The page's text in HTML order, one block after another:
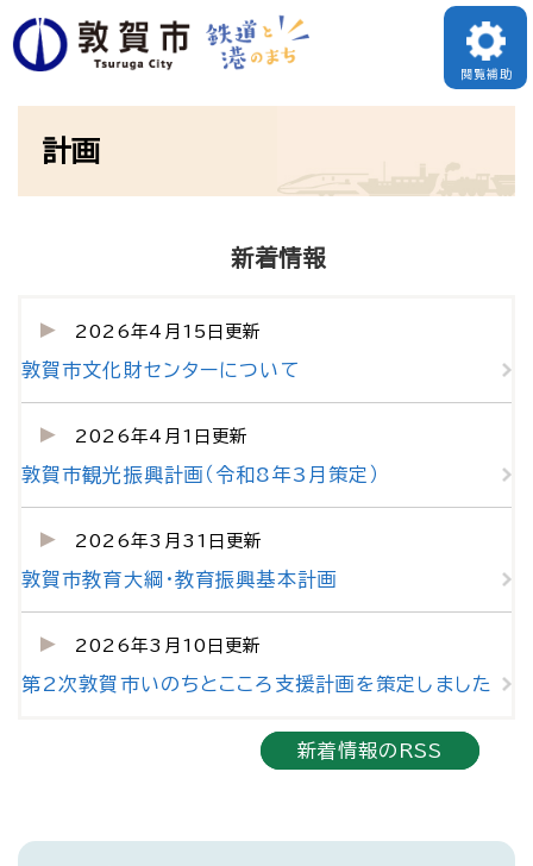
ペ
ー
閲覧補助
計画
新着情報
2026年4月15日更新
敦賀市文化財センターについて
2026年4月1日更新
敦賀市観光振興計画（令和8年3月策定）
2026年3月31日更新
敦賀市教育大綱・教育振興基本計画
2026年3月10日更新
第2次敦賀市いのちとこころ支援計画を策定しました
新着情報のRSS